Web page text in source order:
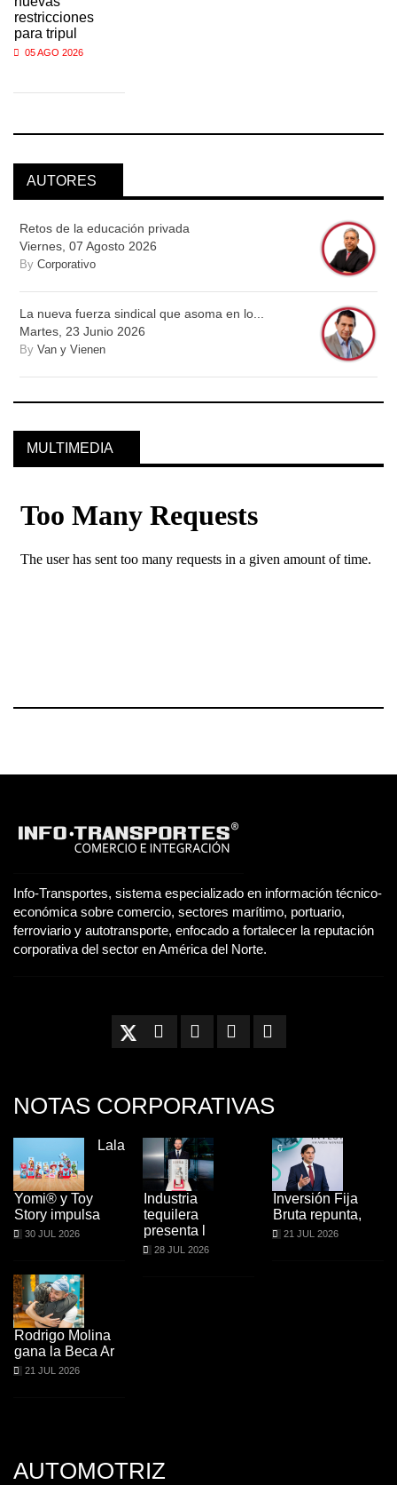
restricciones
para tripul
05 AGO 2026
AUTORES
Retos de la educación privada
Viernes, 07 Agosto 2026
By Corporativo
La nueva fuerza sindical que asoma en lo...
Martes, 23 Junio 2026
By Van y Vienen
MULTIMEDIA
Info-Transportes, sistema especializado en información técnico-
económica sobre comercio, sectores marítimo, portuario,
ferroviario y autotransporte, enfocado a fortalecer la reputación
corporativa del sector en América del Norte.
NOTAS CORPORATIVAS
Lala
Yomi® y Toy
Story impulsa
30 JUL 2026
Rodrigo Molina
gana la Beca Ar
21 JUL 2026
Industria
tequilera
presenta l
28 JUL 2026
Inversión Fija
Bruta repunta,
21 JUL 2026
AUTOMOTRIZ